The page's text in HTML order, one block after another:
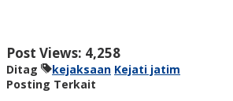
Post Views: 4,258
Ditag kejaksaan Kejati jatim
Posting Terkait